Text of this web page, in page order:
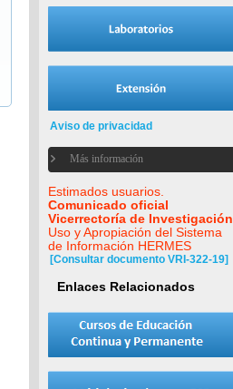
Aviso de privacidad
Más información
Estimados usuarios.
Comunicado oficial
Vicerrectoría de Investigación
Uso y Apropiación del Sistema
de Información HERMES
[Consultar documento VRI-322-19]
Enlaces Relacionados